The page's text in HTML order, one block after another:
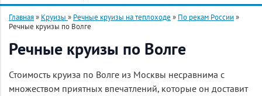
Главная» Круизы » Речные круизы на теплоходе » По рекам России»
Речные круизы по Волге
Речные круизы по Волге
Стоимость круиза по Волге из Москвы несравнима с
множеством приятных впечатлений, которые он доставит